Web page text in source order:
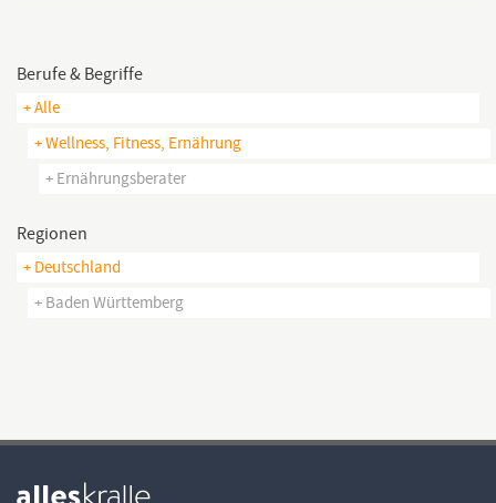
Berufe & Begriffe
+ Alle
+ Wellness, Fitness, Ernährung
+ Ernährungsberater
Regionen
+ Deutschland
+ Baden Württemberg